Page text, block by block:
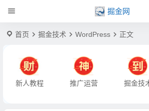
掘金网
首页 掘金技术 WordPress 正文
新人教程 推广运营 掘金技